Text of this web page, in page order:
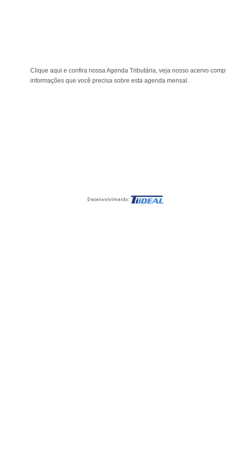
Clique aqui e confira nossa Agenda Tributária, veja nosso acervo
informações que você precisa sobre esta agenda mensal.